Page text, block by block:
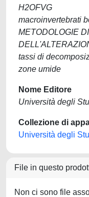
H2OFVG
macroinvertebrati
METODOLOGIE
tassi di
zone umide
Nome Editore
Università degli
Collezione di
Università degli
File in questo
Non ci sono file